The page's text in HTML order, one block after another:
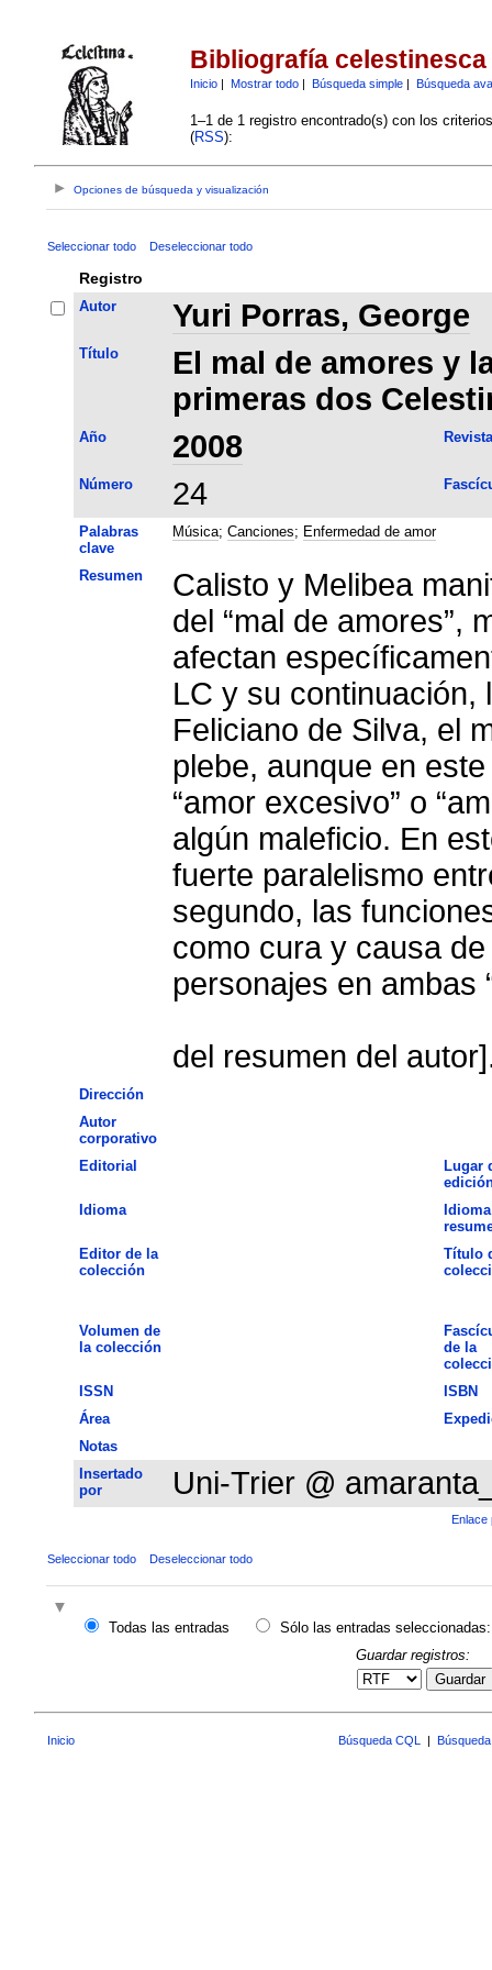
Bibliografía celestinesca
Inicio| Mostrar todo| Búsqueda simple| Búsqueda
1–1 de 1 registro encontrado(s) con los
(RSS):
Opciones de búsqueda y visualización
Seleccionar todo Deseleccionar todo
Registro
Autor Yuri Porras, George
Título
El mal de amores y
primeras dos
Año 2008 Revista
Número 24
Palabras
clave
Música; Canciones; Enfermedad de amor
Resumen
Calisto y Melibea
del “mal de amores”,
afectan
LC y su continuación,
Feliciano de Silva, el
plebe, aunque en
“amor excesivo” o
algún maleficio. En
fuerte paralelismo
segundo, las
como cura y causa
personajes en ambas
del resumen del
Dirección
Autor
corporativo
Editorial
Lugar
Idioma
Editor de la
colección
Título
Volumen de
la colección
de la
ISSN
ISBN
Área
Notas
Insertado
por
Uni-Trier @
Enlace
Seleccionar todo Deseleccionar todo
Todas las entradas
Sólo las entradas seleccionadas:
Guardar registros:
Guardar
Inicio Búsqueda CQL